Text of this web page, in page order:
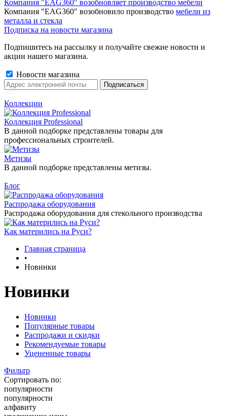
Компания "EAG360" возобновляет производство мебели
Компания "EAG360" возобновило производство мебели из
металла и стекла
Подписка на новости магазина
Подпишитесь на рассылку и получайте свежие новости и
акции нашего магазина.
Новости магазина
Коллекции
Коллекция Professional
В данной подборке представлены товары для
профессиональных строителей.
Метизы
В данной подборке представлены метизы.
Блог
Распродажа оборудования
Распродажа оборудования для стекольного производства
Как матерились на Руси?
Главная страница
•
Новинки
Новинки
Новинки
Популярные товары
Распродажи и скидки
Рекомендуемые товары
Уцененные товары
Фильтр
Сортировать по:
популярности
популярности
алфавиту